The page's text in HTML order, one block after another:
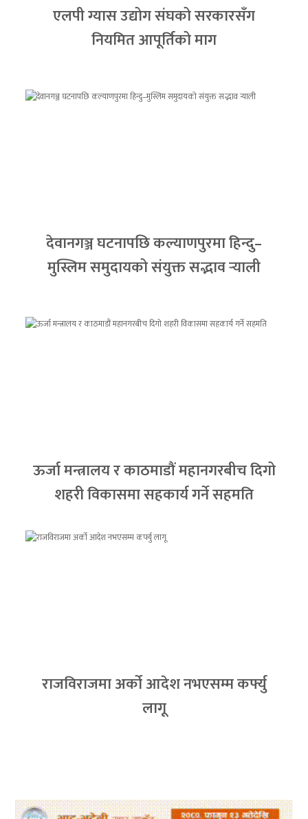
एलपी ग्यास उद्योग संघको सरकारसँग
नियमित आपूर्तिको माग
देवानगञ्ज घटनापछि कल्याणपुरमा हिन्दु–
मुस्लिम समुदायको संयुक्त सद्भाव र्‍याली
ऊर्जा मन्त्रालय र काठमाडौं महानगरबीच दिगो
शहरी विकासमा सहकार्य गर्ने सहमति
राजविराजमा अर्को आदेश नभएसम्म कर्फ्यु
लागू